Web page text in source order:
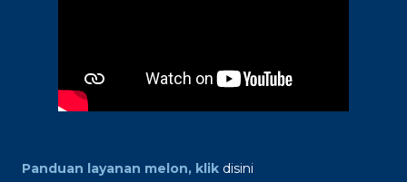
Panduan layanan melon, klik disini